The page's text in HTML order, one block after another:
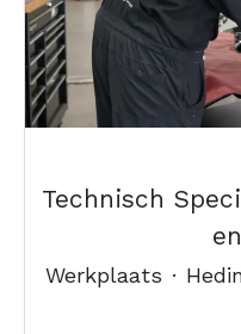
Technisch
Werkplaats ·